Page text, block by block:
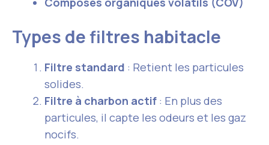
Types de filtres habitacle
Filtre standard : Retient les particules
solides.
Filtre à charbon actif : En plus des
particules, il capte les odeurs et les gaz
nocifs.